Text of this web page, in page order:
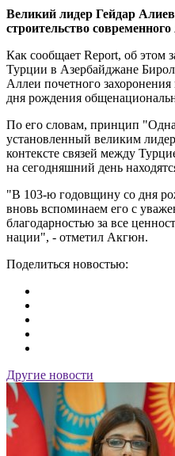
Великий лидер Гейдар
строительство
Как сообщает Report, об этом
Турции в Азербайджане
Аллеи почетного
дня рождения
По его словам, принцип "Одна
установленный великим
контексте связей между
на сегодняшний день
"В 103-ю годовщину со дня
вновь вспоминаем его с
благодарностью за все
нации", - отметил Акгюн.
Поделиться новостью:
Другие новости